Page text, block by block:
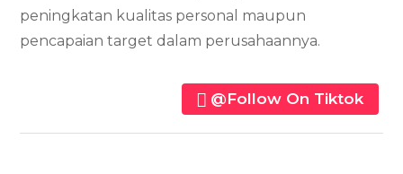
peningkatan kualitas personal maupun
pencapaian target dalam perusahaannya.
@Follow On Tiktok